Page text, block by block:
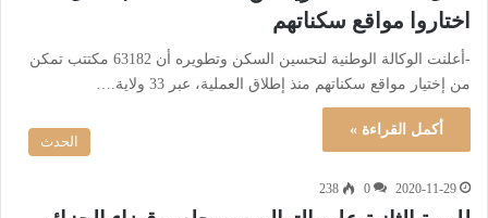
اختاروا مواقع سكناتهم
-أعلنت الوكالة الوطنية لتحسين السكن وتطويره أن 63182 مكتتب تمكن
من إختيار مواقع سكناتهم منذ إطلاق العملية، عبر 33 ولاية.…
أكمل القراءة »
الحدث
2020-11-29
0
238